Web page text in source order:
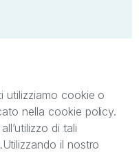
di StreetLib S.r.l.
StreetLib S.r.l. è
utilizziamo cookie o
nella cookie policy.
di tali
Utilizzando il nostro